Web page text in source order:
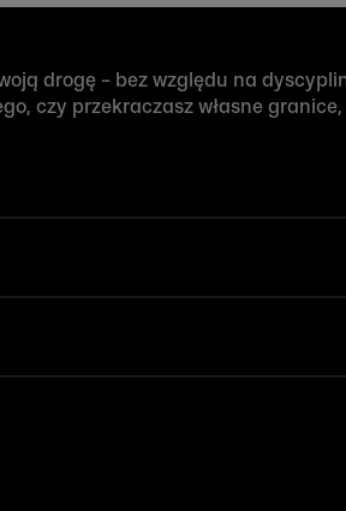
drogę – bez względu na
czy przekraczasz własne